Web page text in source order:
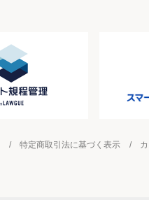
特定商取引法に基づく表示